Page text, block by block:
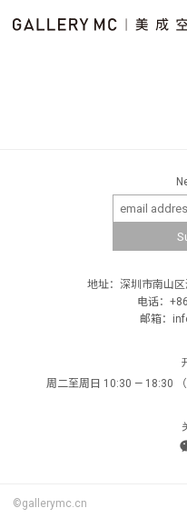
地址：深圳市南山
电话：
邮箱：
周二至周日 10:30 — 18:30
©gallerymc.cn